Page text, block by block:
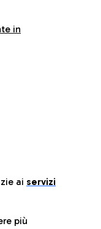
in
ai servizi
più